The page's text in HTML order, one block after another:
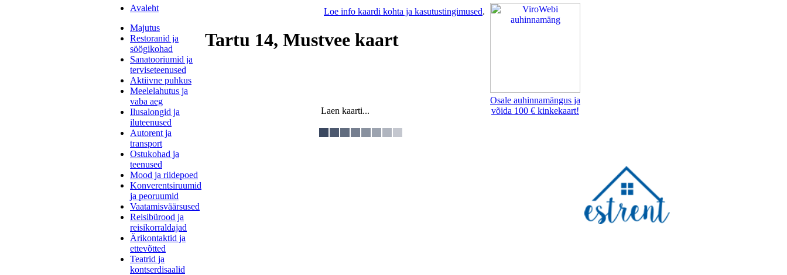
Avaleht
Majutus
Restoranid ja
söögikohad
Sanatooriumid ja
terviseteenused
Aktiivne puhkus
Meelelahutus ja
vaba aeg
Ilusalongid ja
iluteenused
Autorent ja
transport
Ostukohad ja
teenused
Mood ja riidepoed
Konverentsiruumid
ja peoruumid
Vaatamisväärsused
Reisibürood ja
reisikorraldajad
Ärikontaktid ja
ettevõtted
Teatrid ja
kontserdisaalid
Loe info kaardi kohta ja kasutustingimused.
Tartu 14, Mustvee kaart
Laen kaarti...
Osale auhinnamängus ja
võida 100 € kinkekaart!